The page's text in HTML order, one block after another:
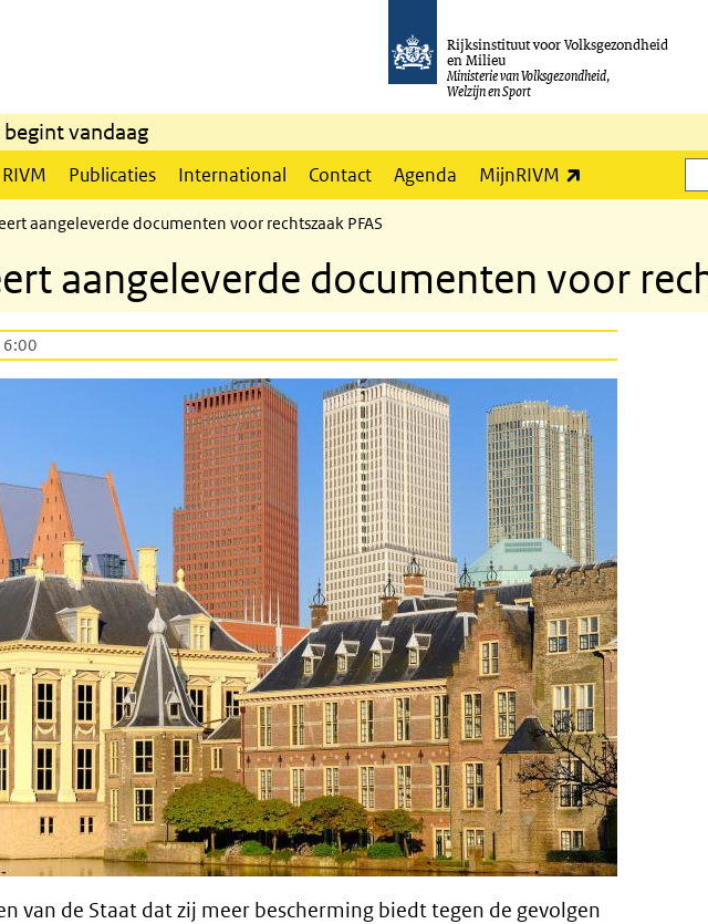
Rijksinstituut voor Volksgezondheid
en Milieu
Ministerie van Volksgezondheid,
Welzijn en Sport
begint vandaag
Publicaties International Contact Agenda MijnRIVM
aangeleverde documenten voor rechtszaak PFAS
aangeleverde documenten voor
van de Staat dat zij meer bescherming biedt tegen de gevolgen